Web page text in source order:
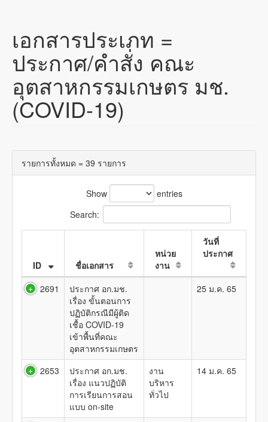
เอกสารประเภท =
ประกาศ/คำสั่ง คณะ
อุตสาหกรรมเกษตร มช.
(COVID-19)
รายการทั้งหมด = 39 รายการ
Show
entries
Search:
ID ชื่อเอกสาร
หน่วย
งาน
วันที่
ประกาศ
2691
ประกาศ อก.มช.
เรื่อง ขั้นตอนการ
ปฏิบัติกรณีมีผู้ติด
เชื้อ COVID-19
เข้าพื้นที่คณะ
อุตสาหกรรมเกษตร
25 ม.ค. 65
2653
ประกาศ อก.มช.
เรื่อง แนวปฏิบัติ
การเรียนการสอน
แบบ on-site
งาน
บริหาร
ทั่วไป
14 ม.ค. 65